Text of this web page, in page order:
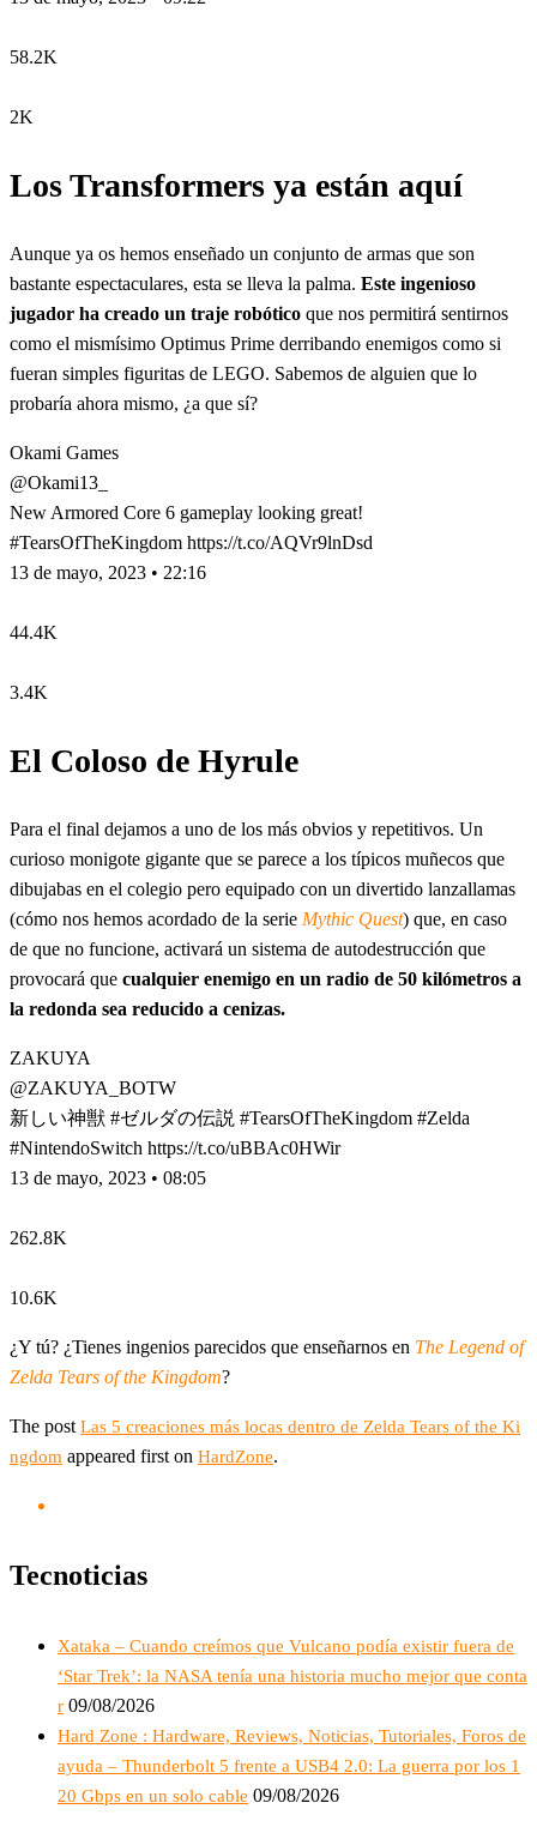
58.2K
2K
Los Transformers ya están aquí
Aunque ya os hemos enseñado un conjunto de armas que son
bastante espectaculares, esta se lleva la palma. Este ingenioso
jugador ha creado un traje robótico que nos permitirá sentirnos
como el mismísimo Optimus Prime derribando enemigos como si
fueran simples figuritas de LEGO. Sabemos de alguien que lo
probaría ahora mismo, ¿a que sí?
Okami Games
@Okami13_
New Armored Core 6 gameplay looking great!
#TearsOfTheKingdom https://t.co/AQVr9lnDsd
13 de mayo, 2023 • 22:16
44.4K
3.4K
El Coloso de Hyrule
Para el final dejamos a uno de los más obvios y repetitivos. Un
curioso monigote gigante que se parece a los típicos muñecos que
dibujabas en el colegio pero equipado con un divertido lanzallamas
(cómo nos hemos acordado de la serie Mythic Quest) que, en caso
de que no funcione, activará un sistema de autodestrucción que
provocará que cualquier enemigo en un radio de 50 kilómetros a
la redonda sea reducido a cenizas.
ZAKUYA
@ZAKUYA_BOTW
新しい神獣 #ゼルダの伝説 #TearsOfTheKingdom #Zelda
#NintendoSwitch https://t.co/uBBAc0HWir
13 de mayo, 2023 • 08:05
262.8K
10.6K
¿Y tú? ¿Tienes ingenios parecidos que enseñarnos en The Legend of
Zelda Tears of the Kingdom?
The post Las 5 creaciones más locas dentro de Zelda Tears of the Ki
ngdom appeared first on HardZone.
Tecnoticias
Xataka – Cuando creímos que Vulcano podía existir fuera de
‘Star Trek’: la NASA tenía una historia mucho mejor que conta
r 09/08/2026
Hard Zone : Hardware, Reviews, Noticias, Tutoriales, Foros de
ayuda – Thunderbolt 5 frente a USB4 2.0: La guerra por los 1
20 Gbps en un solo cable 09/08/2026